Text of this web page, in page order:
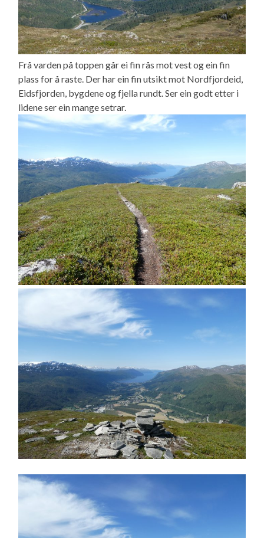
Frå varden på toppen går ei fin rås mot vest og ein fin
plass for å raste. Der har ein fin utsikt mot Nordfjordeid,
Eidsfjorden, bygdene og fjella rundt. Ser ein godt etter i
lidene ser ein mange setrar.